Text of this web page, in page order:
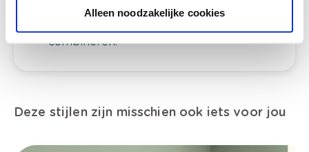
Alleen noodzakelijke cookies
Krijg persoonlijk advies om kleuren te
combineren.
Deze stijlen zijn misschien ook iets voor jou